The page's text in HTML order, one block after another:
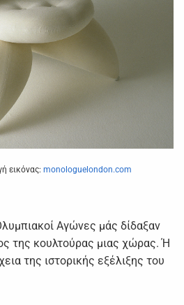
εικόνας: monologuelondon.com
Αγώνες μάς δίδαξαν
της κουλτούρας μιας χώρας. Ή
της ιστορικής εξέλιξης του